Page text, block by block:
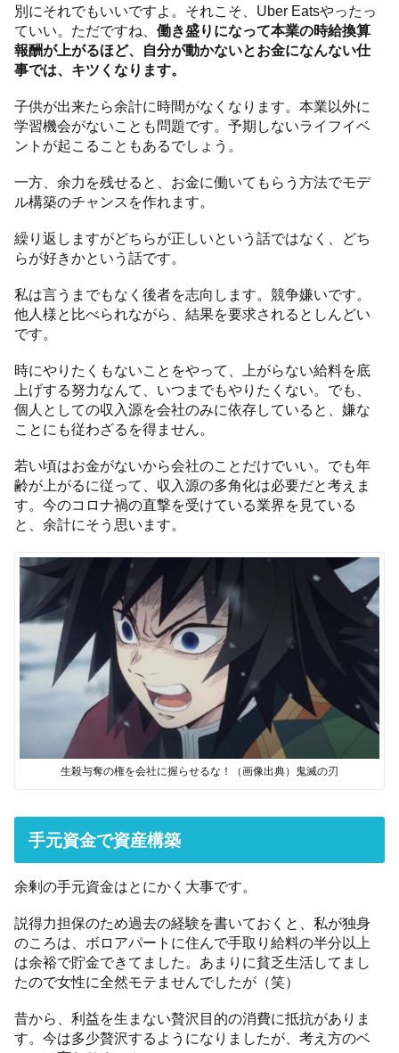
別にそれでもいいですよ。それこそ、Uber Eatsやったっ
ていい。ただですね、働き盛りになって本業の時給換算
報酬が上がるほど、自分が動かないとお金になんない仕
事では、キツくなります。
子供が出来たら余計に時間がなくなります。本業以外に
学習機会がないことも問題です。予期しないライフイベ
ントが起こることもあるでしょう。
一方、余力を残せると、お金に働いてもらう方法でモデ
ル構築のチャンスを作れます。
繰り返しますがどちらが正しいという話ではなく、どち
らが好きかという話です。
私は言うまでもなく後者を志向します。競争嫌いです。
他人様と比べられながら、結果を要求されるとしんどい
です。
時にやりたくもないことをやって、上がらない給料を底
上げする努力なんて、いつまでもやりたくない。でも、
個人としての収入源を会社のみに依存していると、嫌な
ことにも従わざるを得ません。
若い頃はお金がないから会社のことだけでいい。でも年
齢が上がるに従って、収入源の多角化は必要だと考えま
す。今のコロナ禍の直撃を受けている業界を見ている
と、余計にそう思います。
生殺与奪の権を会社に握らせるな！（画像出典）鬼滅の刃
手元資金で資産構築
余剰の手元資金はとにかく大事です。
説得力担保のため過去の経験を書いておくと、私が独身
のころは、ボロアパートに住んで手取り給料の半分以上
は余裕で貯金できてました。あまりに貧乏生活してまし
たので女性に全然モテませんでしたが（笑）
昔から、利益を生まない贅沢目的の消費に抵抗がありま
す。今は多少贅沢するようになりましたが、考え方のベ